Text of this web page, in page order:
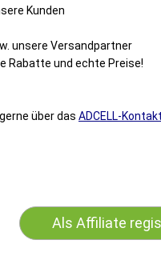
Kunden
unsere Versandpartner
Rabatte und echte Preise!
über das ADCELL-
Als Affiliate